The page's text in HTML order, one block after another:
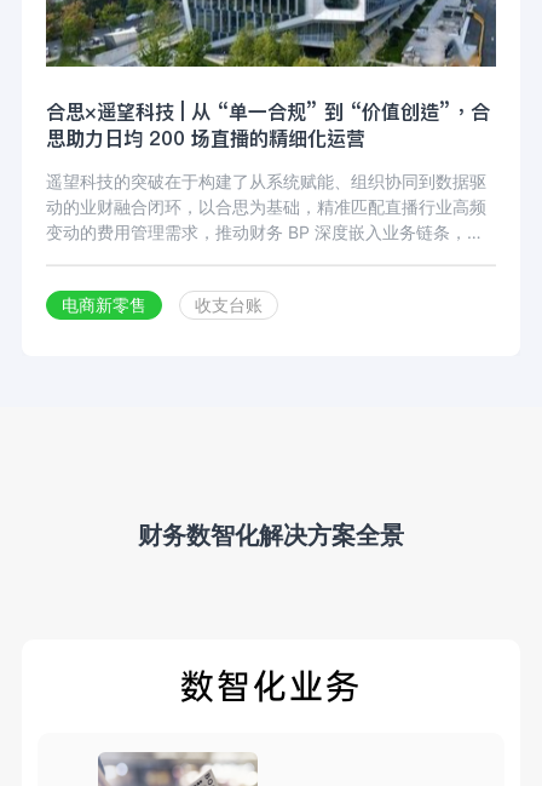
合思×遥望科技 | 从 “单一合规” 到 “价值创造”，合
思助力日均 200 场直播的精细化运营
遥望科技的突破在于构建了从系统赋能、组织协同到数据驱
动的业财融合闭环，以合思为基础，精准匹配直播行业高频
变动的费用管理需求，推动财务 BP 深度嵌入业务链条，实
素。电商新零售 收支台账
财务数智化解决方案全景
数智化业务